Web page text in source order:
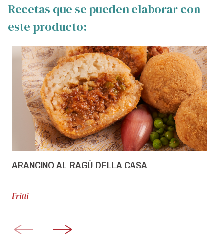
Recetas que se pueden elaborar con
este producto:
ARANCINO AL RAGÙ DELLA CASA
Fritti